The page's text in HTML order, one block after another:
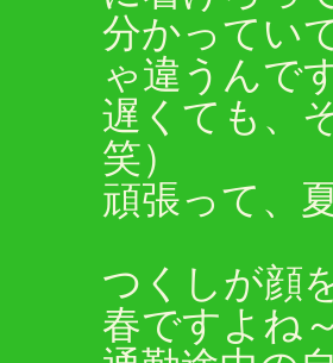
分かってい
ゃ違うんで
遅くても、
笑）
頑張って、
つくしが顔
春ですよね～